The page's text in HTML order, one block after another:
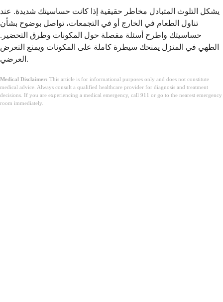
يشكل التلوث المتبادل مخاطر حقيقية إذا كانت حساسيتك شديدة. عند
تناول الطعام في الخارج أو في التجمعات، تواصل بوضوح بشأن
حساسيتك واطرح أسئلة مفصلة حول المكونات وطرق التحضير.
الطهي في المنزل يمنحك سيطرة كاملة على المكونات ويمنع التعرض
العرضي.
Medical Disclaimer: This article is for informational purposes only and does not constitute
medical advice. Always consult a qualified healthcare provider for diagnosis and treatment
decisions. If you are experiencing a medical emergency, call 911 or go to the nearest emergency
room immediately.